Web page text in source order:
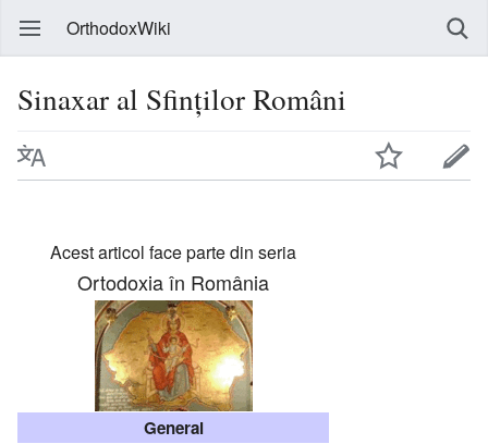
OrthodoxWiki
Sinaxar al Sfinților Români
Acest articol face parte din seria
Ortodoxia în România
General